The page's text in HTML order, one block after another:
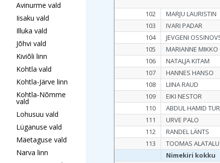
Avinurme vald
Iisaku vald
Illuka vald
Jõhvi vald
Kiviõli linn
Kohtla vald
Kohtla-Järve linn
Kohtla-Nõmme
vald
Lohusuu vald
Lüganuse vald
Mäetaguse vald
Narva linn
102
MARJU LAURISTIN
103
IVARI PADAR
104
JEVGENI
105
MARIANNE MIKKO
106
NATALJA KITAM
107
HANNES HANSO
108
LIINA RAUD
109
EIKI NESTOR
110
ABDUL HAMID
111
URVE PALO
112
RANDEL LÄNTS
113
TOOMAS ALATALU
Nimekiri kokku